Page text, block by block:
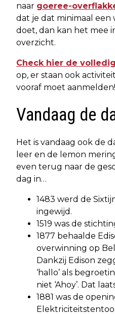
naar goeree-
dat je dat minimaal een
doet, dan kan het mee
overzicht.
Check hier de
op, er staan ook
vooraf moet aanmelden!
Vandaag de
Het is vandaag ook de
leer en de lemon
even terug naar de
dag in…
1483 werd de
ingewijd.
1519 was de
1877 behaalde
overwinning op
Dankzij Edison
‘hallo’ als
niet ‘Ahoy’. Dat
1881 was de